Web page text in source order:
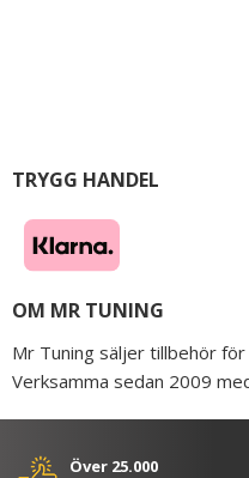
TRYGG HANDEL
OM MR TUNING
Mr Tuning säljer tillbehör
Verksamma sedan 2009
Över 25.000